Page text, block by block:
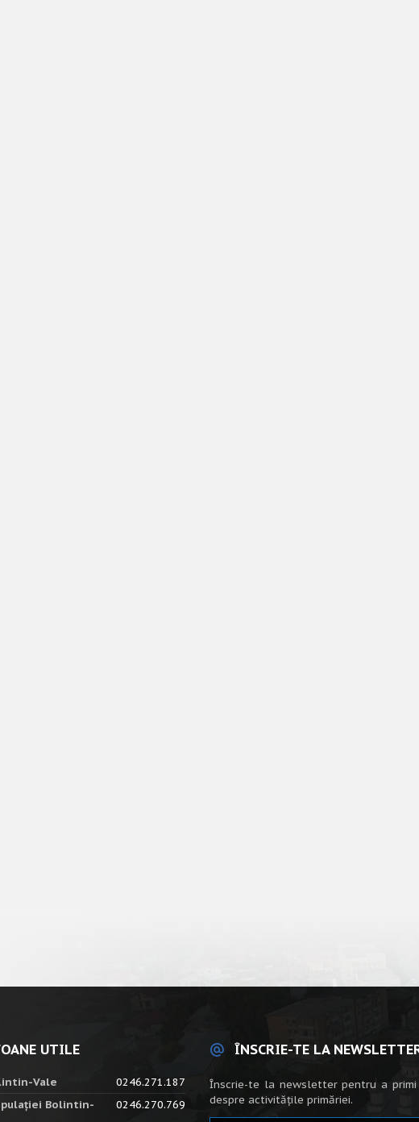
UTILE
Vale
0246.271.187
Bolintin-
0246.270.769
ÎNSCRIE-TE LA
Înscrie-te la newsletter pentru a
despre activitățile primăriei.